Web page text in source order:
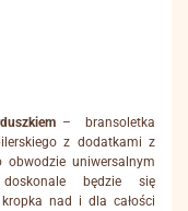
– bransoletka
z dodatkami z
obwodzie uniwersalnym
doskonale będzie się
nad i dla całości